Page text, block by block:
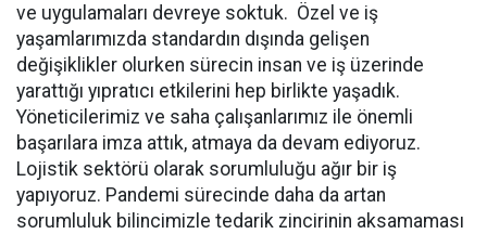
ve uygulamaları devreye soktuk. Özel ve iş
yaşamlarımızda standardın dışında gelişen
değişiklikler olurken sürecin insan ve iş üzerinde
yarattığı yıpratıcı etkilerini hep birlikte yaşadık.
Yöneticilerimiz ve saha çalışanlarımız ile önemli
başarılara imza attık, atmaya da devam ediyoruz.
Lojistik sektörü olarak sorumluluğu ağır bir iş
yapıyoruz. Pandemi sürecinde daha da artan
sorumluluk bilincimizle tedarik zincirinin aksamaması